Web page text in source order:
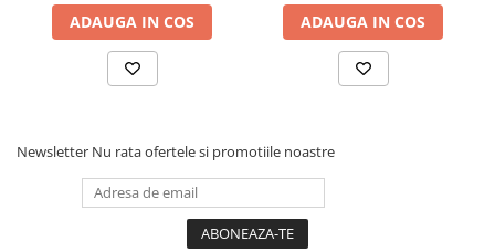
ADAUGA IN COS ADAUGA IN COS
Newsletter Nu rata ofertele si promotiile noastre